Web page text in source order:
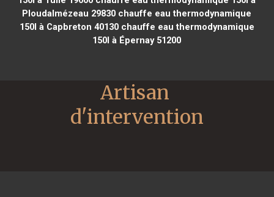
Ploudalmézeau 29830 chauffe eau thermodynamique
150l à Capbreton 40130chauffe eau thermodynamique
150l à Épernay 51200
Artisan
d'intervention